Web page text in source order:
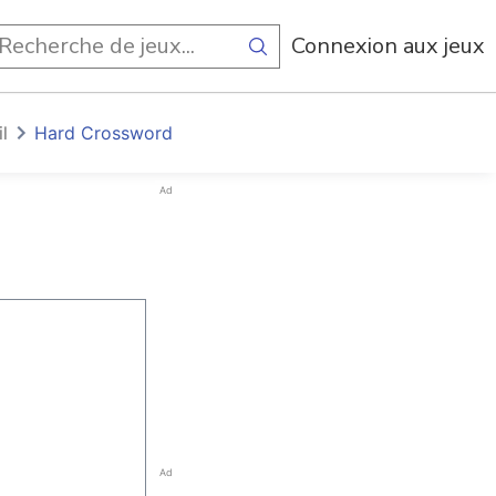
Connexion aux jeux
Hard Crossword
Ad
Ad